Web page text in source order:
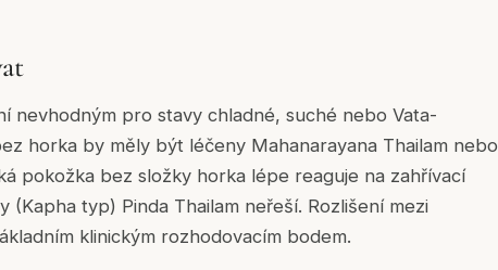
nevhodným pro stavy chladné, suché nebo Vata-
horka by měly být léčeny Mahanarayana Thailam nebo
pokožka bez složky horka lépe reaguje na zahřívací
(Kapha typ) Pinda Thailam neřeší. Rozlišení mezi
klinickým rozhodovacím bodem.